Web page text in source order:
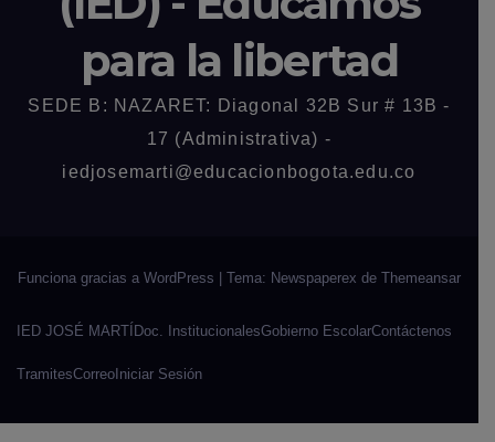
para la libertad
SEDE B: NAZARET: Diagonal 32B Sur # 13B -
17 (Administrativa) -
iedjosemarti@educacionbogota.edu.co
Funciona gracias a WordPress | Tema: Newspaperex de Themeansar
IED JOSÉ MARTÍ Doc. InstitucionalesGobierno EscolarContáctenos
TramitesCorreoIniciar Sesión